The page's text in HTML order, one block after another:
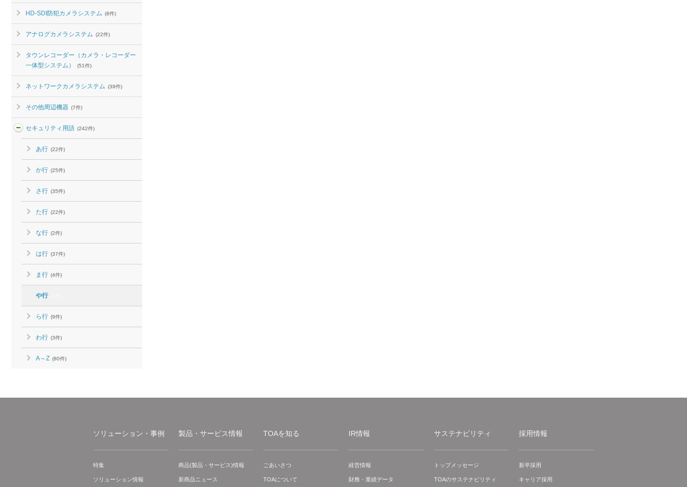
HD-SDI防犯カメラシステム (8件)
アナログカメラシステム (22件)
タウンレコーダー（カメラ・レコーダー
一体型システム）
(51件)
ネットワークカメラシステム (39件)
その他周辺機器 (7件)
セキュリティ用語 (242件)
あ行 (22件)
か行 (25件)
さ行 (35件)
た行 (22件)
な行 (2件)
は行 (37件)
ま行 (4件)
や行
ら行 (9件)
わ行 (3件)
A～Z (80件)
ソリューション・事例
特集
ソリューション情報
製品・サービス情報
商品(製品・サービス)情報
新商品ニュース
TOAを知る
ごあいさつ
TOAについて
IR情報
経営情報
財務・業績データ
サステナビリティ
トップメッセージ
TOAのサステナビリティ
採用情報
新卒採用
キャリア採用